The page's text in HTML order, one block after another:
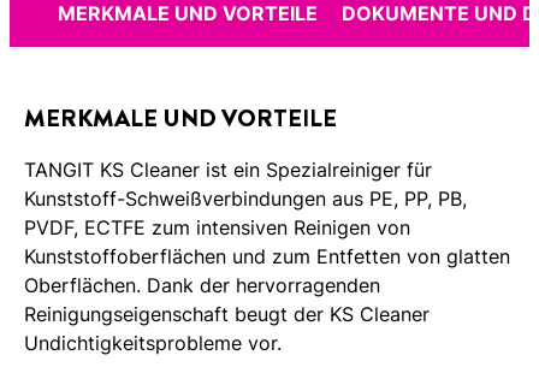
MERKMALE UND VORTEILE DOKUMENTE UND
MERKMALE UND VORTEILE
TANGIT KS Cleaner ist ein Spezialreiniger für
Kunststoff-Schweißverbindungen aus PE, PP, PB,
PVDF, ECTFE zum intensiven Reinigen von
Kunststoffoberflächen und zum Entfetten von glatten
Oberflächen. Dank der hervorragenden
Reinigungseigenschaft beugt der KS Cleaner
Undichtigkeitsprobleme vor.